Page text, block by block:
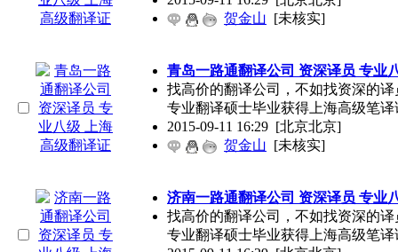
贺金山 [未核实]
青岛一路通翻译公司 资深译员 专业
找高价的翻译公司，不如找资深的
专业翻译硕士毕业获得上海高级笔译
2015-09-11 16:29 [北京北京]
贺金山 [未核实]
济南一路通翻译公司 资深译员 专业
找高价的翻译公司，不如找资深的
专业翻译硕士毕业获得上海高级笔译